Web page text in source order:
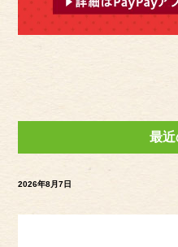
最
2026年8月7日